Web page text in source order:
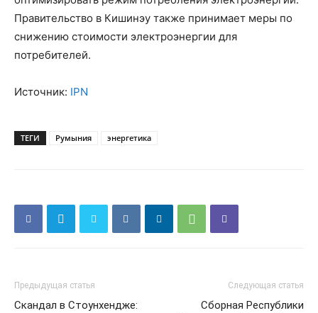
Правительство в Кишинэу также принимает меры по
снижению стоимости электроэнергии для
потребителей.
Источник: IPN
ТЕГИ Румыния энергетика
Предыдущая статья
Скандал в Стоунхендже:
Следующая статья
Сборная Республики